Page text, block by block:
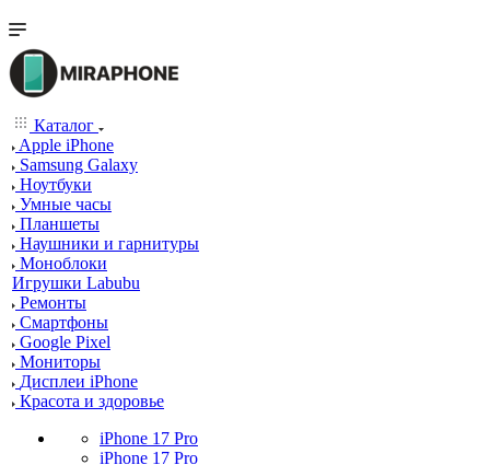
Каталог
Apple iPhone
Samsung Galaxy
Ноутбуки
Умные часы
Планшеты
Наушники и гарнитуры
Моноблоки
Игрушки Labubu
Ремонты
Смартфоны
Google Pixel
Мониторы
Дисплеи iPhone
Красота и здоровье
iPhone 17 Pro
iPhone 17 Pro